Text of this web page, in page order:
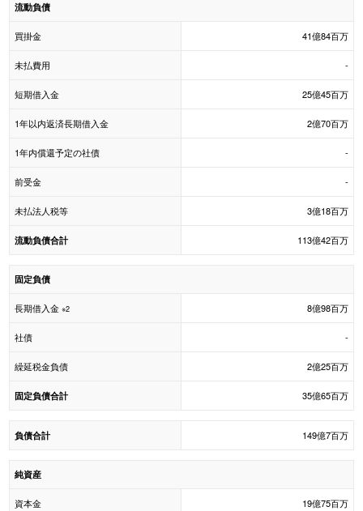
流動負債
買掛金 41億84百万
未払費用 -
短期借入金 25億45百万
1年以内返済長期借入金 2億70百万
1年内償還予定の社債 -
前受金 -
未払法人税等 3億18百万
流動負債合計 113億42百万
固定負債
長期借入金 ※2 8億98百万
社債 -
繰延税金負債 2億25百万
固定負債合計 35億65百万
負債合計 149億7百万
純資産
資本金 19億75百万